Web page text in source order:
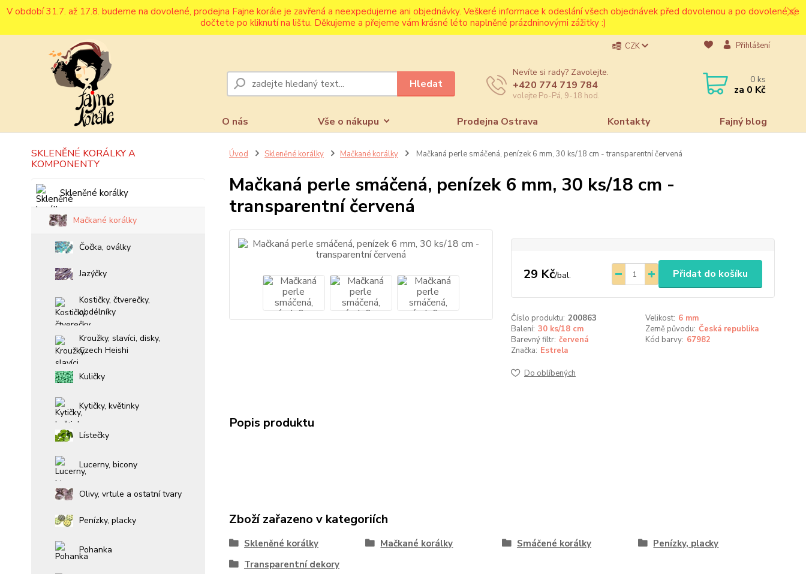
V období 31.7. až 17.8. budeme na dovolené, prodejna Fajne korále je zavřená a neexpedujeme ani objednávky. Veškeré informace k odeslání všech objednávek před dovolenou a po dovolené se
dočtete po kliknutí na lištu. Děkujeme a přejeme vám krásné léto naplněné prázdninovými zážitky :)
O nás Vše o nákupu Prodejna Ostrava Kontakty Fajný blog
CZK Přihlášení
Hledat
Nevíte si rady? Zavolejte.
+420 774 719 784
volejte Po-Pá, 9-18 hod.
0 ks
za 0 Kč
SKLENĚNÉ KORÁLKY A
KOMPONENTY
Skleněné korálky
Mačkané korálky
Čočka, oválky
Jazýčky
Kostičky, čtverečky,
obdélníky
Kroužky, slavíci, disky,
Czech Heishi
Kuličky
Kytičky, květinky
Lístečky
Lucerny, bicony
Olivy, vrtule a ostatní tvary
Penízky, placky
Pohanka
Úvod Skleněné korálky Mačkané korálky Mačkaná perle smáčená, penízek 6 mm, 30 ks/18 cm - transparentní červená
Mačkaná perle smáčená, penízek 6 mm, 30 ks/18 cm -
transparentní červená
29 Kč/bal. Přidat do košíku
Číslo produktu: 200863 Velikost: 6 mm
Balení: 30 ks/18 cm Země původu: Česká republika
Barevný filtr: červená Kód barvy: 67982
Značka: Estrela
Do oblíbených
Popis produktu
Zboží zařazeno v kategoriích
Skleněné korálky Mačkané korálky Smáčené korálky
Penízky, placky
Transparentní dekory